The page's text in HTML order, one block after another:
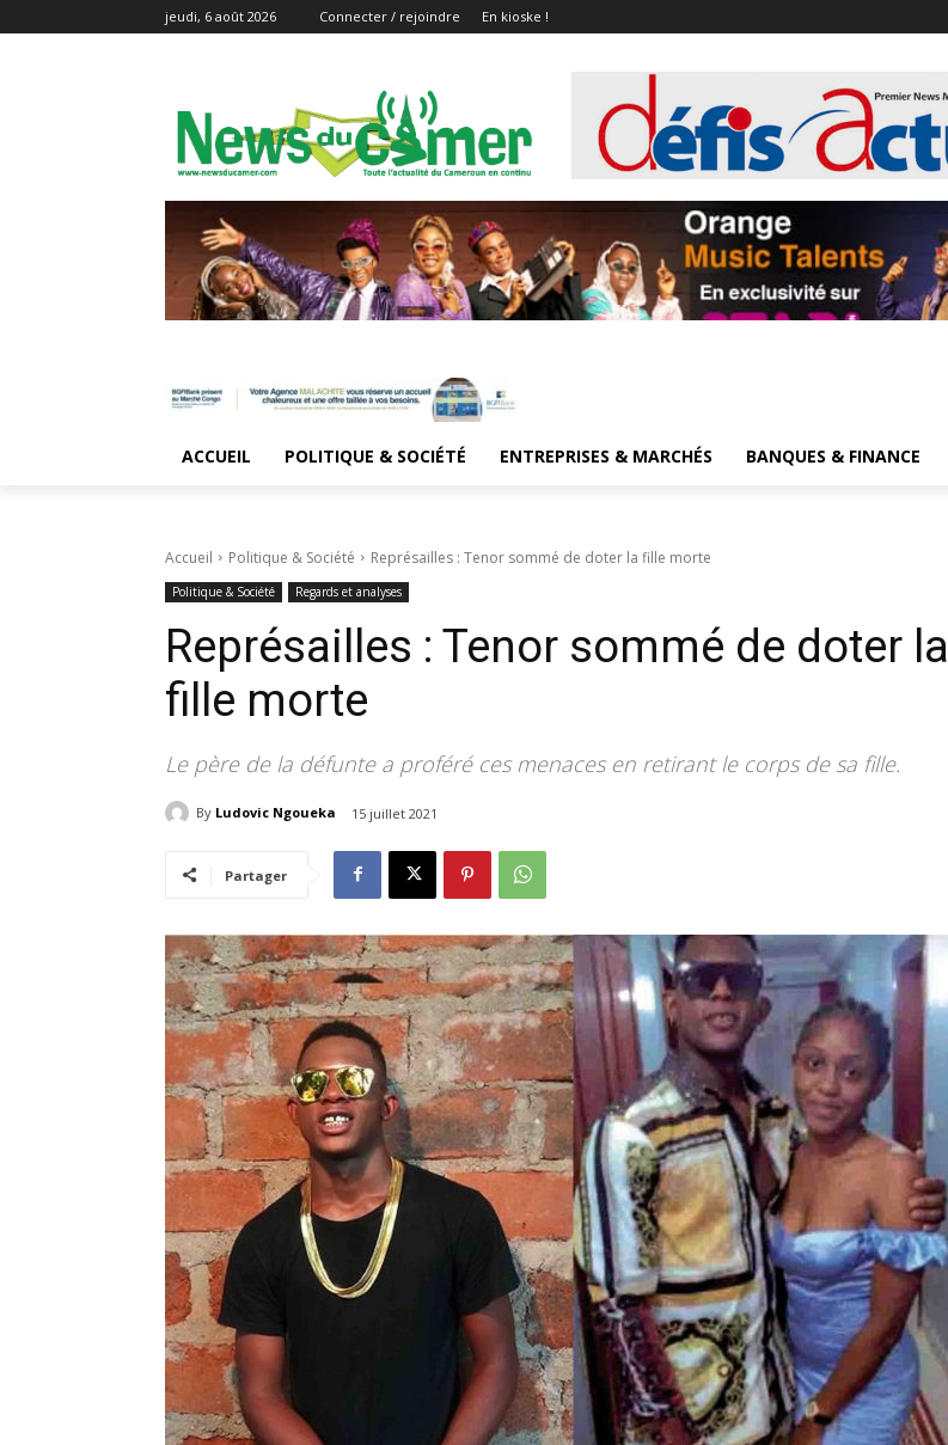
jeudi, 6 août 2026 Connecter / rejoindre En kioske !
ACCUEIL POLITIQUE & SOCIÉTÉ ENTREPRISES & MARCHÉS BANQUES & FINANCE
Accueil Politique & Société Représailles : Tenor sommé de doter la fille morte
Politique & Société Regards et analyses
Représailles : Tenor sommé de doter la
fille morte
Le père de la défunte a proféré ces menaces en retirant le corps de sa fille.
By Ludovic Ngoueka 15 juillet 2021
Partager